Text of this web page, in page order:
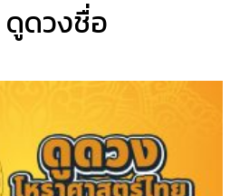
ดูดวงชื่อ